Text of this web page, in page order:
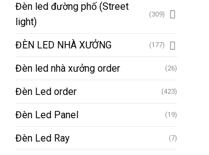
Đèn led đường phố (Street
light)
(309)
ĐÈN LED NHÀ XƯỞNG (177)
Đèn led nhà xưởng order (26)
Đèn Led order (423)
Đèn Led Panel (19)
Đèn Led Ray (7)